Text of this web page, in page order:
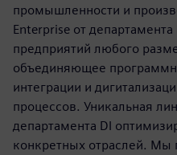
промышленности и
Enterprise от
предприятий любого
объединяющее
интеграции и
процессов. Уникальная
департамента DI
конкретных отраслей. Мы